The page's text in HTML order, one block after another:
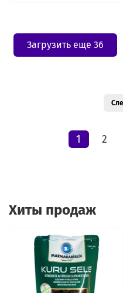
Загрузить еще 36
1 2
Хиты продаж